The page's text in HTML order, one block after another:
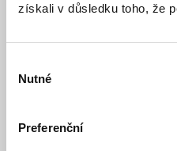
získali v důsledku toho, že
souhlasu
Nutné
Preferenční
SD-TESTER
Smoke Sabre
Doporučená koncová cena s